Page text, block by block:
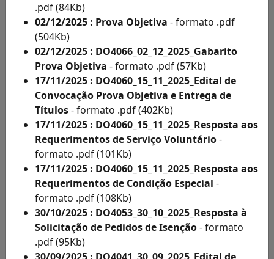
Informação
Solicitações
de
Condições
Especiais
e
Inscritos
Como
Deficientes
por
Ano
Inscritos
Como
Deficientes
por
Ano
Solicitação
.pdf (84Kb)
02/12/2025 : Prova Objetiva - formato .pdf
(504Kb)
02/12/2025 : DO4066_02_12_2025_Gabarito
Prova Objetiva - formato .pdf (57Kb)
17/11/2025 : DO4060_15_11_2025_Edital de
Convocação Prova Objetiva e Entrega de
Títulos- formato .pdf (402Kb)
17/11/2025 : DO4060_15_11_2025_Resposta aos
Requerimentos de Serviço Voluntário-
formato .pdf (101Kb)
17/11/2025 : DO4060_15_11_2025_Resposta aos
Requerimentos de Condição Especial -
formato .pdf (108Kb)
30/10/2025 : DO4053_30_10_2025_Resposta à
Solicitação de Pedidos de Isenção- formato
.pdf (95Kb)